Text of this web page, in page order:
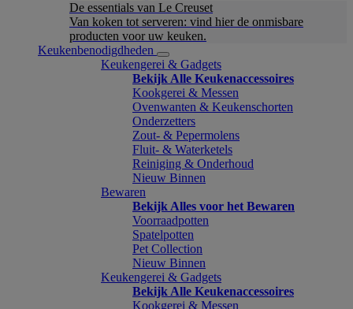
De essentials van Le Creuset
Van koken tot serveren: vind hier de onmisbare
producten voor uw keuken.
Keukenbenodigdheden
Keukengerei & Gadgets
Bekijk Alle Keukenaccessoires
Kookgerei & Messen
Ovenwanten & Keukenschorten
Onderzetters
Zout- & Pepermolens
Fluit- & Waterketels
Reiniging & Onderhoud
Nieuw Binnen
Bewaren
Bekijk Alles voor het Bewaren
Voorraadpotten
Spatelpotten
Pet Collection
Nieuw Binnen
Keukengerei & Gadgets
Bekijk Alle Keukenaccessoires
Kookgerei & Messen